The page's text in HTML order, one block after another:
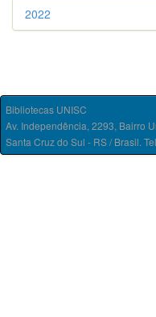
2022
Bibliotecas UNISC
Av. Independência, 2293, Bairro
Santa Cruz do Sul - RS / Brasil.